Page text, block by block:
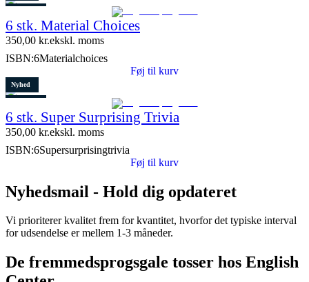
5 stk. tilbage
6 stk. Material Choices
350,00 kr.ekskl. moms
ISBN:6Materialchoices
Føj til kurv
Nyhed
8 stk. tilbage
6 stk. Super Surprising Trivia
350,00 kr.ekskl. moms
ISBN:6Supersurprisingtrivia
Føj til kurv
Nyhedsmail - Hold dig opdateret
Vi prioriterer kvalitet frem for kvantitet, hvorfor det typiske interval
for udsendelse er mellem 1-3 måneder.
De fremmedsprogsgale tosser hos English